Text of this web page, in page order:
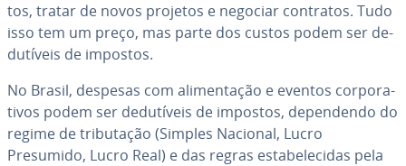
tos, tratar de novos projetos e negociar contratos. Tudo
isso tem um preço, mas parte dos custos podem ser de­
du­tí­veis de impostos.
No Brasil, despesas com ali­men­ta­ção e eventos cor­po­ra­
ti­vos podem ser de­du­tí­veis de impostos, de­pen­dendo do
regime de tri­bu­ta­ção (Simples Nacional, Lucro
Presumido, Lucro Real) e das regras es­ta­be­le­ci­das pela